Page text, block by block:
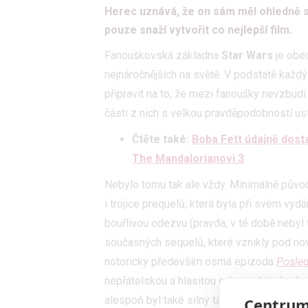
Herec uznává, že on sám měl
pouze snaží vytvořit co nejlepší film.
Fanouškovská základna Star Wars je
nejnáročnějších na světě. V podstatě
připravit na to, že mezi fanoušky
části z nich s velkou pravděpodobností
Čtěte také: Boba Fett údajně
The Mandalorianovi 3
Nebylo tomu tak ale vždy. Minimálně
i trojice prequelů, která byla při svém
bouřlivou odezvu (pravda, v té době
současných sequelů, které vznikly pod
notoricky především osmá epizoda
nepřátelskou a hlasitou odezvu, která
alespoň byl také silný tábor zastánců,